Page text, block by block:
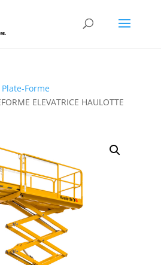
Plate-Forme
ELEVATRICE HAULOTTE